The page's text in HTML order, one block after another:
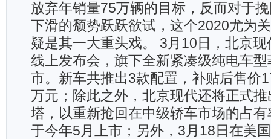
放弃年销量75万辆的目标，反而对于
下滑的颓势跃跃欲试，这个2020尤为
疑是其一大重头戏。 3月10日，北京
线上发布会，旗下全新紧凑级纯电车
市。新车共推出3款配置，补贴后售价
万元；除此之外，北京现代还将正式
塔，以重新抢回在中级轿车市场的占
于今年5月上市；另外，3月18日在美